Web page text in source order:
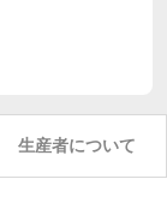
生産者について